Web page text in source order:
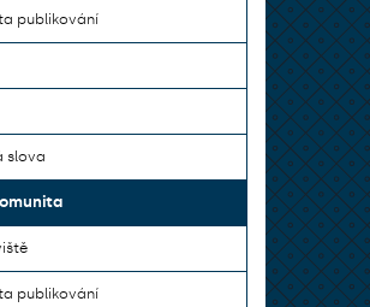
publikování
slova
publikování